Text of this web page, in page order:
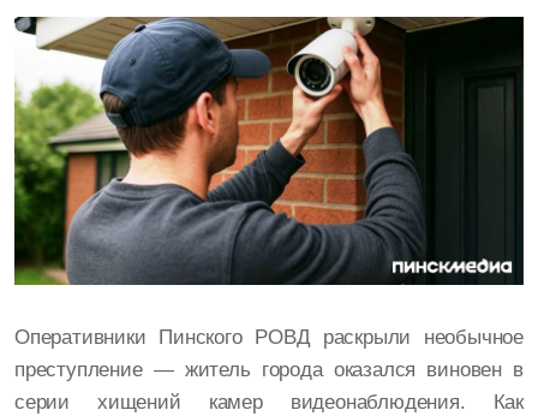
Оперативники Пинского РОВД раскрыли необычное
преступление — житель города оказался виновен в
серии хищений камер видеонаблюдения. Как